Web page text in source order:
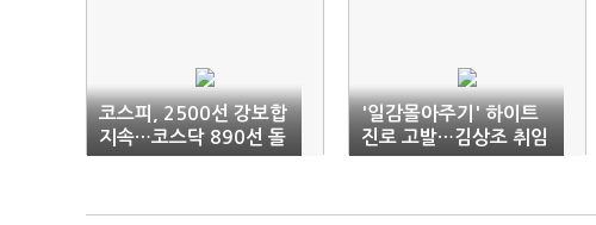
코스피, 2500선 강보합
지속…코스닥 890선 돌
파
'일감몰아주기' 하이트
진로 고발…김상조 취임
이후 첫 제재 조치